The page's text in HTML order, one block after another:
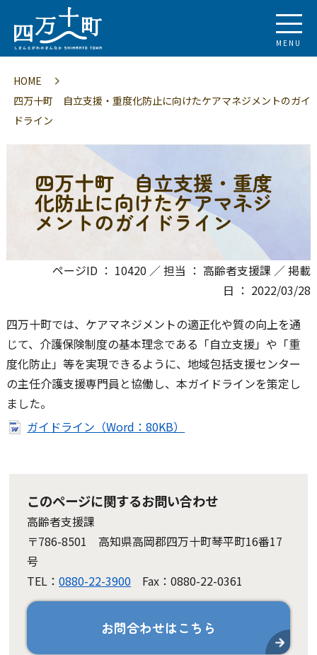
MENU
HOME
四万十町 自立支援・重度化防止に向けたケアマネジメントのガイ
ドライン
四万十町 自立支援・重度
化防止に向けたケアマネジ
メントのガイドライン
ページID ： 10420 ／ 担当 ： 高齢者支援課 ／ 掲載
日 ： 2022/03/28
四万十町では、ケアマネジメントの適正化や質の向上を通
じて、介護保険制度の基本理念である「自立支援」や「重
度化防止」等を実現できるように、地域包括支援センター
の主任介護支援専門員と協働し、本ガイドラインを策定し
ました。
ガイドライン（Word：80KB）
このページに関するお問い合わせ
高齢者支援課
〒786-8501 高知県高岡郡四万十町琴平町16番17
号
TEL：0880-22-3900 Fax：0880-22-0361
お問合わせはこちら